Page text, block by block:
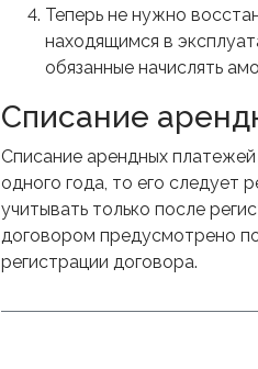
Теперь не нужно
находящимся в
обязанные начислять
Списание
Списание арендных
одного года, то его следует
учитывать только после
договором предусмотрено
регистрации договора.